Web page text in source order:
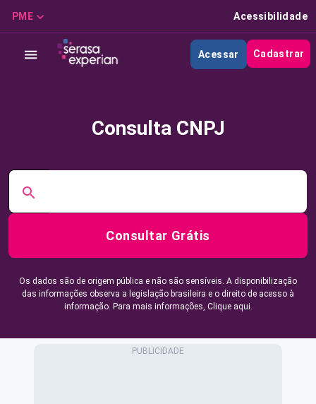
PME Acessibilidade
Acessar Cadastrar
Consulta CNPJ
Consultar Grátis
Os dados são de origem pública e não são sensíveis. A disponibilização
das informações observa a legislação brasileira e o direito de acesso à
informação. Para mais informações, Clique aqui.